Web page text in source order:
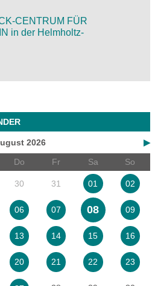
CENTRUM FÜR
in der Helmholtz-
▶
2026
Do Fr Sa So
30 31 01 02
06 07 08 09
13 14 15 16
20 21 22 23